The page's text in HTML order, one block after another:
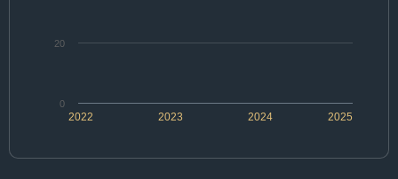
2022 2024
2023 2025
0
20